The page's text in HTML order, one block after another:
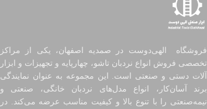
فروشگاه الهی‌دوست در صمدیه اصفهان، یکی از مراکز
تخصصی فروش انواع نردبان تاشو، چهارپایه و تجهیزات و ابزار
آلات دستی و صنعتی است. این مجموعه به عنوان نمایندگی
برند آسان‌کار، انواع مدل‌های نردبان خانگی، صنعتی و
نیمه‌صنعتی را با تنوع بالا و کیفیت مناسب عرضه می‌کند. در